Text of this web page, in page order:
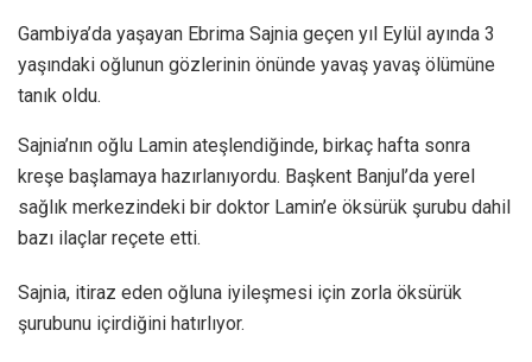
Gambiya’da yaşayan Ebrima Sajnia geçen yıl Eylül ayında 3
yaşındaki oğlunun gözlerinin önünde yavaş yavaş ölümüne
tanık oldu.
Sajnia’nın oğlu Lamin ateşlendiğinde, birkaç hafta sonra
kreşe başlamaya hazırlanıyordu. Başkent Banjul’da yerel
sağlık merkezindeki bir doktor Lamin’e öksürük şurubu dahil
bazı ilaçlar reçete etti.
Sajnia, itiraz eden oğluna iyileşmesi için zorla öksürük
şurubunu içirdiğini hatırlıyor.